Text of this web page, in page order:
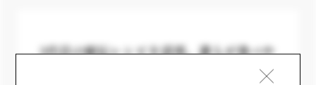
3代目の秘伝レシピを活用。誰もが食べや